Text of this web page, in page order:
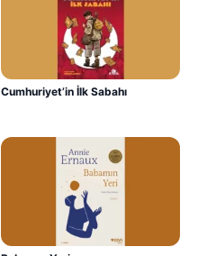
Cumhuriyet’in İlk Sabahı